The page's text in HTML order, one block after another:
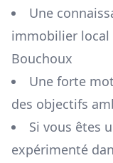
Une
immobilier local
Bouchoux
Une forte
des objectifs
Si vous êtes
expérimenté